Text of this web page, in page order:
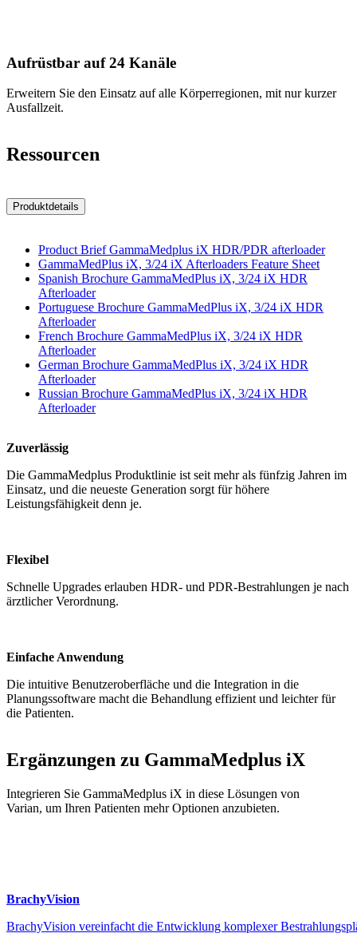
Aufrüstbar auf 24 Kanäle
Erweitern Sie den Einsatz auf alle Körperregionen, mit nur kurzer
Ausfallzeit.
Ressourcen
Produktdetails
Product Brief GammaMedplus iX HDR/PDR afterloader
GammaMedPlus iX, 3/24 iX Afterloaders Feature Sheet
Spanish Brochure GammaMedPlus iX, 3/24 iX HDR
Afterloader
Portuguese Brochure GammaMedPlus iX, 3/24 iX HDR
Afterloader
French Brochure GammaMedPlus iX, 3/24 iX HDR
Afterloader
German Brochure GammaMedPlus iX, 3/24 iX HDR
Afterloader
Russian Brochure GammaMedPlus iX, 3/24 iX HDR
Afterloader
Zuverlässig
Die GammaMedplus Produktlinie ist seit mehr als fünfzig Jahren im
Einsatz, und die neueste Generation sorgt für höhere
Leistungsfähigkeit denn je.
Flexibel
Schnelle Upgrades erlauben HDR- und PDR-Bestrahlungen je nach
ärztlicher Verordnung.
Einfache Anwendung
Die intuitive Benutzeroberfläche und die Integration in die
Planungssoftware macht die Behandlung effizient und leichter für
die Patienten.
Ergänzungen zu GammaMedplus iX
Integrieren Sie GammaMedplus iX in diese Lösungen von
Varian, um Ihren Patienten mehr Optionen anzubieten.
BrachyVision
BrachyVision vereinfacht die Entwicklung komplexer